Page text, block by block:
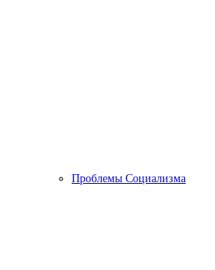
Проблемы Социализма